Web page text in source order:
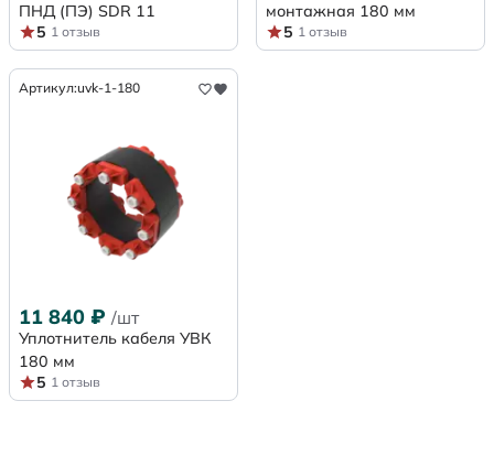
ПНД (ПЭ) SDR 11
5 1 отзыв
монтажная 180 мм
5 1 отзыв
Артикул:uvk-1-180
11 840 ₽ /шт
Уплотнитель кабеля УВК
180 мм
5 1 отзыв